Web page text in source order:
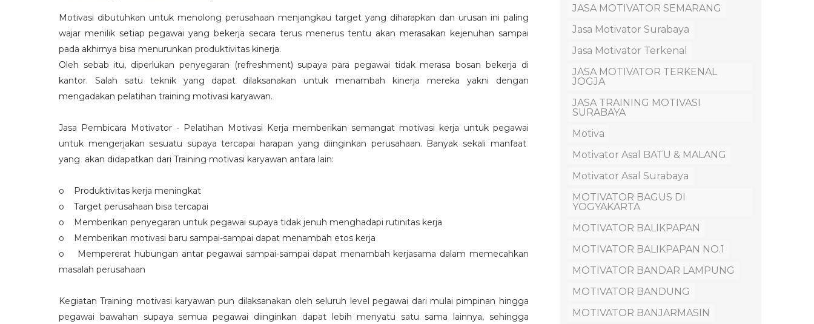
Motivasi dibutuhkan untuk menolong perusahaan menjangkau target yang diharapkan dan urusan ini paling
wajar menilik setiap pegawai yang bekerja secara terus menerus tentu akan merasakan kejenuhan sampai
pada akhirnya bisa menurunkan produktivitas kinerja.
Oleh sebab itu, diperlukan penyegaran (refreshment) supaya para pegawai tidak merasa bosan bekerja di
kantor. Salah satu teknik yang dapat dilaksanakan untuk menambah kinerja mereka yakni dengan
mengadakan pelatihan training motivasi karyawan.
Jasa Pembicara Motivator - Pelatihan Motivasi Kerja memberikan semangat motivasi kerja untuk pegawai
untuk mengerjakan sesuatu supaya tercapai harapan yang diinginkan perusahaan. Banyak sekali manfaat
yang akan didapatkan dari Training motivasi karyawan antara lain:
o Produktivitas kerja meningkat
o Target perusahaan bisa tercapai
o Memberikan penyegaran untuk pegawai supaya tidak jenuh menghadapi rutinitas kerja
o Memberikan motivasi baru sampai-sampai dapat menambah etos kerja
o Mempererat hubungan antar pegawai sampai-sampai dapat menambah kerjasama dalam memecahkan
masalah perusahaan
Kegiatan Training motivasi karyawan pun dilaksanakan oleh seluruh level pegawai dari mulai pimpinan hingga
pegawai bawahan supaya semua pegawai diinginkan dapat lebih menyatu satu sama lainnya, sehingga
JASA MOTIVATOR SEMARANG
Jasa Motivator Surabaya
Jasa Motivator Terkenal
JASA MOTIVATOR TERKENAL
JOGJA
JASA TRAINING MOTIVASI
SURABAYA
Motiva
Motivator Asal BATU & MALANG
Motivator Asal Surabaya
MOTIVATOR BAGUS DI
YOGYAKARTA
MOTIVATOR BALIKPAPAN
MOTIVATOR BALIKPAPAN NO.1
MOTIVATOR BANDAR LAMPUNG
MOTIVATOR BANDUNG
MOTIVATOR BANJARMASIN